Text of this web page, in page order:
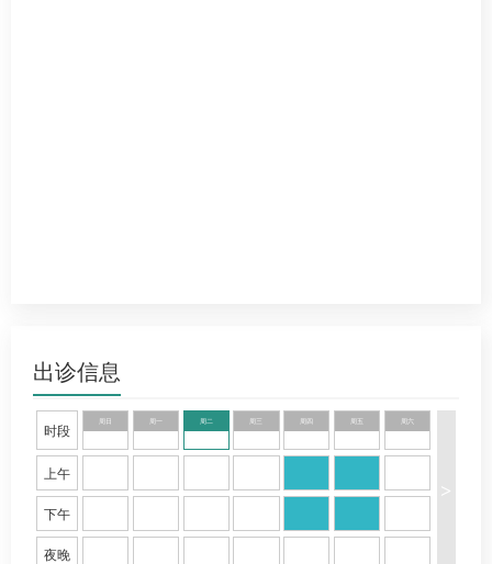
出诊信息
时段
上午
下午
夜晚
周日 周一 周二 周三 周四 周五 周六
>